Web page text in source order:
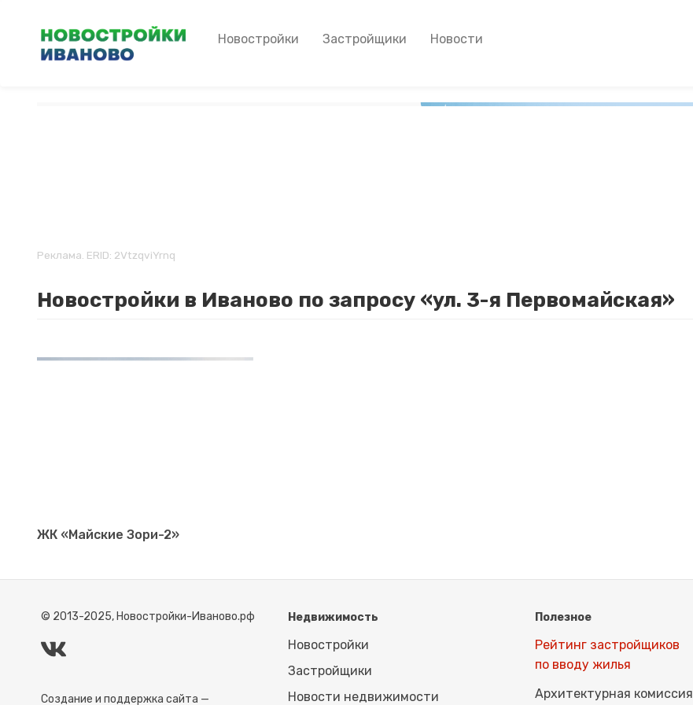
основному
содержанию
Main
navigation
Новостройки Застройщики Новости
Реклама. ERID: 2VtzqviYrnq
Новостройки в Иваново по запросу «ул. 3-я Первомайская»
ЖК «Майские Зори-2»
© 2013-2025, Новостройки-Иваново.рф
Создание и поддержка сайта —
Недвижимость
Новостройки
Застройщики
Новости недвижимости
Полезное
Рейтинг застройщиков
по вводу жилья
Архитектурная комиссия